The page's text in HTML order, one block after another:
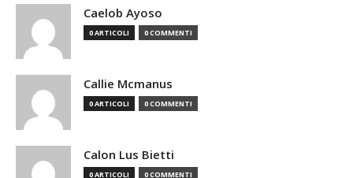
Caelob Ayoso
0 ARTICOLI 0 COMMENTI
Callie Mcmanus
0 ARTICOLI 0 COMMENTI
Calon Lus Bietti
0 ARTICOLI 0 COMMENTI